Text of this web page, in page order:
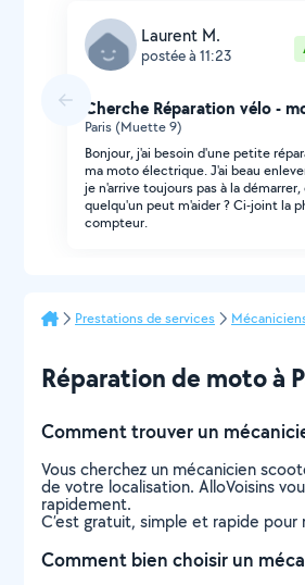
Laurent M.
postée à 11:23
Cherche Réparation vélo -
Paris (Muette 9)
Bonjour, j'ai besoin d'une petite
ma moto électrique. J'ai beau
je n'arrive toujours pas à la
quelqu'un peut m'aider ? Ci-joint la
compteur.
Prestations de services
Réparation de moto à
Comment trouver un
Vous cherchez un mécanicien
de votre localisation. AlloVoisins
rapidement.
C’est gratuit, simple et rapide
Comment bien choisir un